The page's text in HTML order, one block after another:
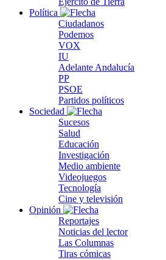
Política
Ciudadanos
Podemos
VOX
IU
Adelante Andalucía
PP
PSOE
Partidos políticos
Sociedad
Sucesos
Salud
Educación
Investigación
Medio ambiente
Videojuegos
Tecnología
Cine y televisión
Opinión
Reportajes
Noticias del lector
Las Columnas
Tiras cómicas